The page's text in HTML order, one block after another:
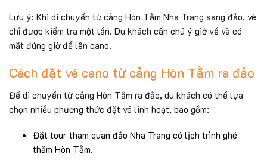
Lưu ý: Khi di chuyển từ cảng Hòn Tằm Nha Trang sang đảo, vé
chỉ được kiểm tra một lần. Du khách cần chú ý giờ về và có
mặt đúng giờ để lên cano.
Cách đặt vé cano từ cảng Hòn Tằm ra đảo
Để di chuyển từ cảng Hòn Tằm ra đảo, du khách có thể lựa
chọn nhiều phương thức đặt vé linh hoạt, bao gồm:
Đặt tour tham quan đảo Nha Trang có lịch trình ghé
thăm Hòn Tằm.